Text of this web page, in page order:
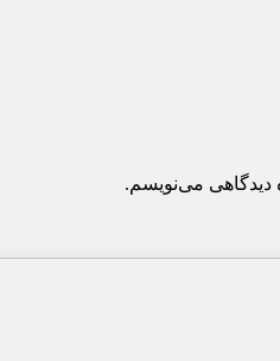
دیدگاهی می‌نویسم.